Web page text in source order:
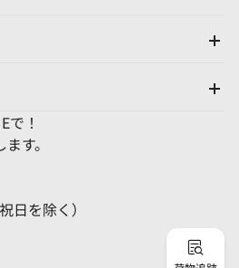
で！
す。
日を除く）